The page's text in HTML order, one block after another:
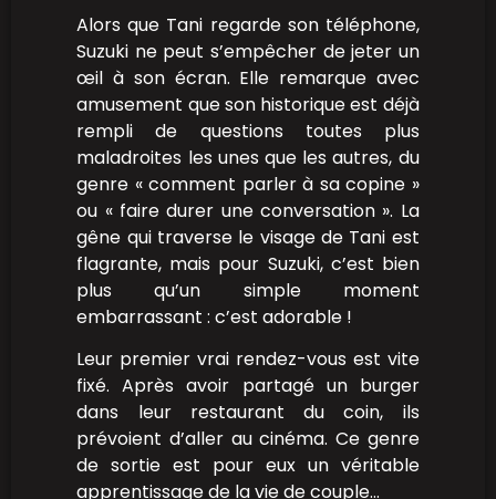
Alors que Tani regarde son téléphone,
Suzuki ne peut s’empêcher de jeter un
œil à son écran. Elle remarque avec
amusement que son historique est déjà
rempli de questions toutes plus
maladroites les unes que les autres, du
genre « comment parler à sa copine »
ou « faire durer une conversation ». La
gêne qui traverse le visage de Tani est
flagrante, mais pour Suzuki, c’est bien
plus qu’un simple moment
embarrassant : c’est adorable !
Leur premier vrai rendez-vous est vite
fixé. Après avoir partagé un burger
dans leur restaurant du coin, ils
prévoient d’aller au cinéma. Ce genre
de sortie est pour eux un véritable
apprentissage de la vie de couple…